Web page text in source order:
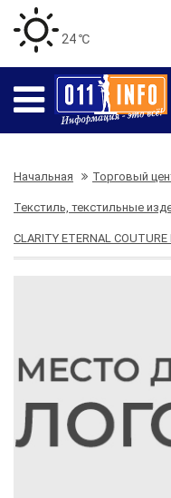
24 ℃
Начальная Торговый
Текстиль, текстильные
CLARITY ETERNAL COUTURE